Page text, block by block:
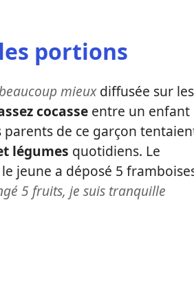
portions
mieuxdiffusée sur les
cocasse entre un enfant
de ce garçon
légumes quotidiens. Le
jeune a déposé 5
5 fruits, je suis tranquille